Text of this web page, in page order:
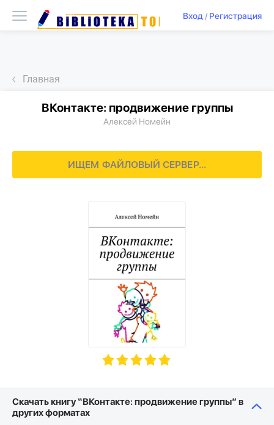
Вход/ Регистрация
Главная
ВКонтакте: продвижение группы
Алексей Номейн
ИЩЕМ ФАЙЛОВЫЙ СЕРВЕР...
Скачать книгу “ВКонтакте: продвижение группы” в
других форматах